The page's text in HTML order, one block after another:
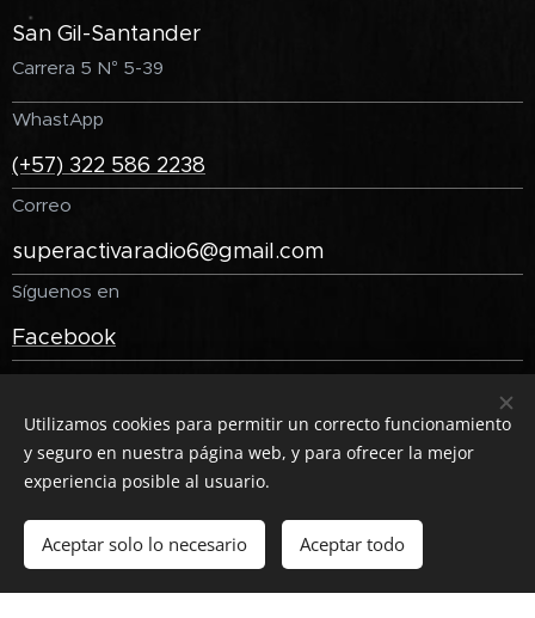
San Gil-Santander
Carrera 5 N° 5-39
WhastApp
(+57) 322 586 2238
Correo
superactivaradio6@gmail.com
Síguenos en
Facebook
© 2020 Super Activa Radio "Para que más"
Creado con Webnode Cookies
¡Crea tu página web gratis! Comenzar
Utilizamos cookies para permitir un correcto funcionamiento
y seguro en nuestra página web, y para ofrecer la mejor
experiencia posible al usuario.
Aceptar solo lo necesario Aceptar todo